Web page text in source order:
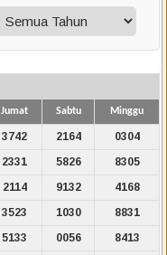
Jumat Sabtu Minggu
3742 2164
0304
2331 5826
8305
2114 9132
4168
3523 1030
8831
5133 0056
8413